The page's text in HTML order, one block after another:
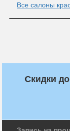
Все салоны
Скидки